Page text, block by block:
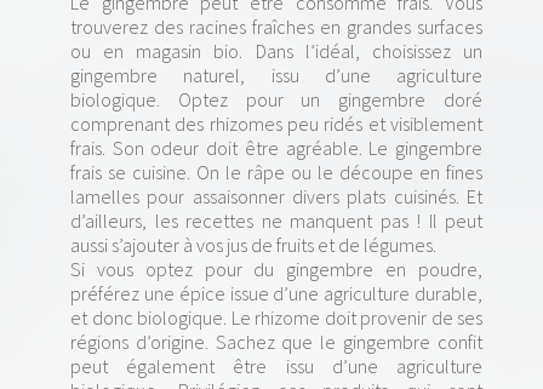
trouverez des racines fraîches en grandes surfaces
ou en magasin bio. Dans l’idéal, choisissez un
gingembre naturel, issu d’une agriculture
biologique. Optez pour un gingembre doré
comprenant des rhizomes peu ridés et visiblement
frais. Son odeur doit être agréable. Le gingembre
frais se cuisine. On le râpe ou le découpe en fines
lamelles pour assaisonner divers plats cuisinés. Et
d’ailleurs, les recettes ne manquent pas ! Il peut
aussi s’ajouter à vos jus de fruits et de légumes.
Si vous optez pour du gingembre en poudre,
préférez une épice issue d’une agriculture durable,
et donc biologique. Le rhizome doit provenir de ses
régions d’origine. Sachez que le gingembre confit
peut également être issu d’une agriculture